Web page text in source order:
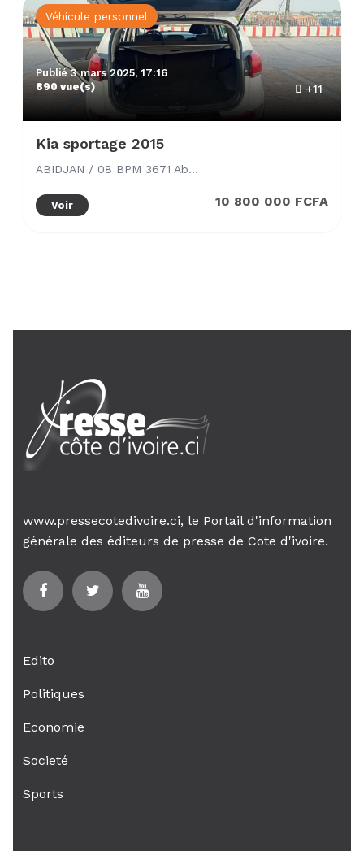
Publié 3 mars 2025, 17:16
890 vue(s)
Véhicule personnel
+11
Kia sportage 2015
ABIDJAN / 08 BPM 3671 Abidjan 08
Voir 10 800 000 FCFA
www.pressecotedivoire.ci, le Portail d'information
générale des éditeurs de presse de Cote d'ivoire.
Edito
Politiques
Economie
Societé
Sports